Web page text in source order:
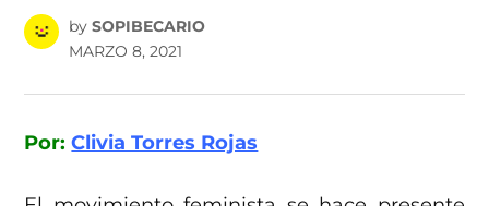
by SOPIBECARIO
MARZO 8, 2021
Por:Clivia Torres Rojas